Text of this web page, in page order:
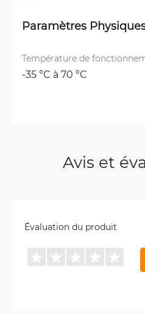
Paramètres
Température de
-35 °C à 70 °C
Avis et
Évaluation du produit